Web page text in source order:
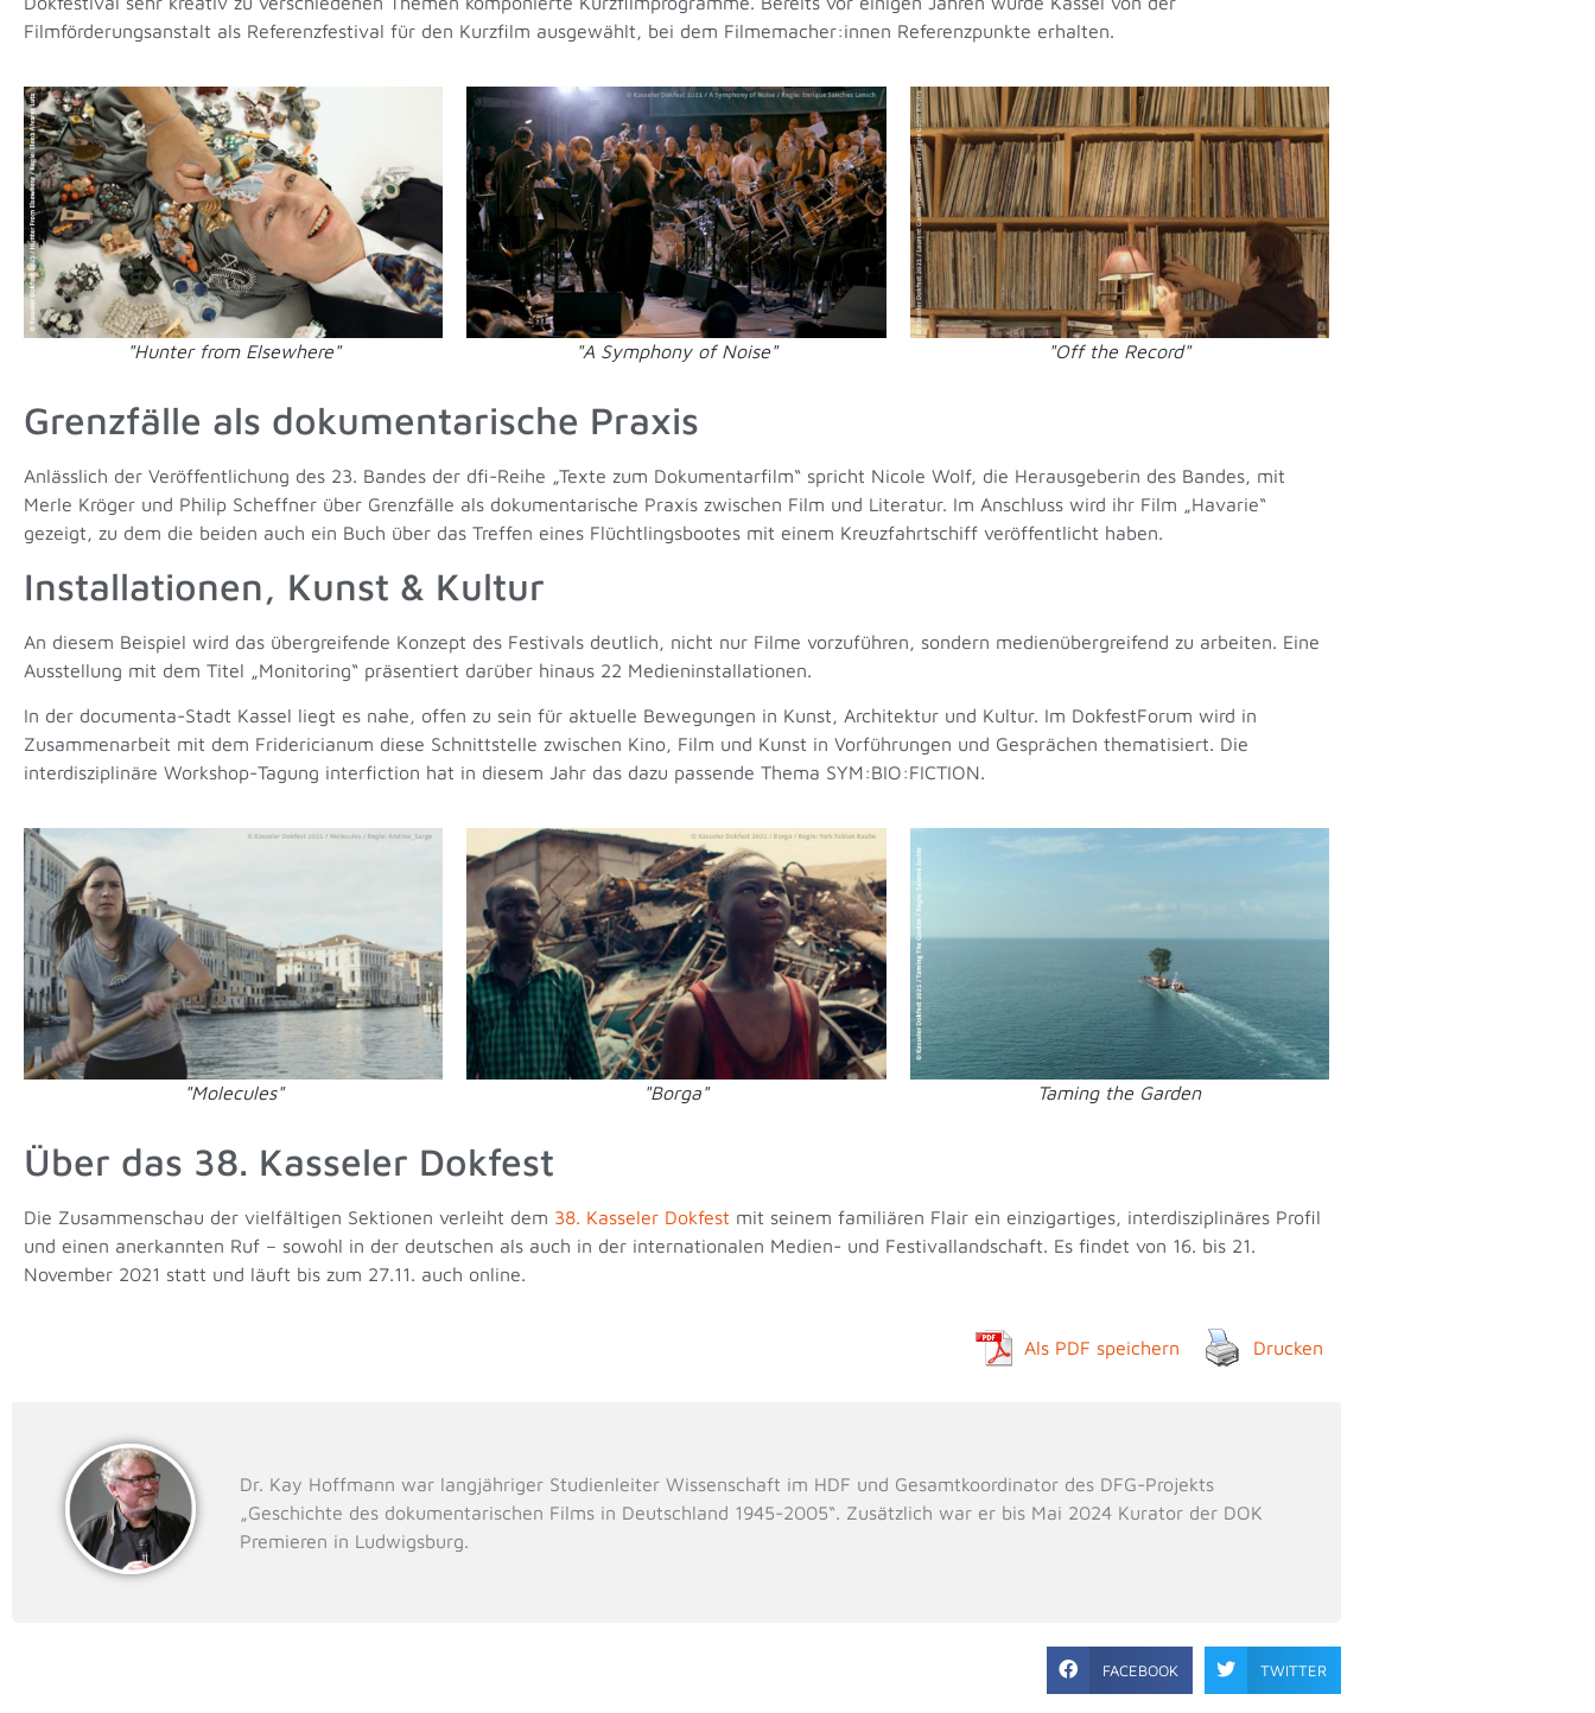
Filmförderungsanstalt als Referenzfestival für den Kurzfilm ausgewählt, bei dem Filmemacher:innen Referenzpunkte erhalten.
"Hunter from Elsewhere" "A Symphony of Noise" "Off the Record"
Grenzfälle als dokumentarische Praxis
Anlässlich der Veröffentlichung des 23. Bandes der dfi-Reihe „Texte zum Dokumentarfilm“ spricht Nicole Wolf, die Herausgeberin des Bandes, mit
Merle Kröger und Philip Scheffner über Grenzfälle als dokumentarische Praxis zwischen Film und Literatur. Im Anschluss wird ihr Film „Havarie“
gezeigt, zu dem die beiden auch ein Buch über das Treffen eines Flüchtlingsbootes mit einem Kreuzfahrtschiff veröffentlicht haben.
Installationen, Kunst & Kultur
An diesem Beispiel wird das übergreifende Konzept des Festivals deutlich, nicht nur Filme vorzuführen, sondern medienübergreifend zu arbeiten. Eine
Ausstellung mit dem Titel „Monitoring“ präsentiert darüber hinaus 22 Medieninstallationen.
In der documenta-Stadt Kassel liegt es nahe, offen zu sein für aktuelle Bewegungen in Kunst, Architektur und Kultur. Im DokfestForum wird in
Zusammenarbeit mit dem Fridericianum diese Schnittstelle zwischen Kino, Film und Kunst in Vorführungen und Gesprächen thematisiert. Die
interdisziplinäre Workshop-Tagung interfiction hat in diesem Jahr das dazu passende Thema SYM:BIO:FICTION.
"Molecules" "Borga" Taming the Garden
Über das 38. Kasseler Dokfest
Die Zusammenschau der vielfältigen Sektionen verleiht dem 38. Kasseler Dokfest mit seinem familiären Flair ein einzigartiges, interdisziplinäres Profil
und einen anerkannten Ruf – sowohl in der deutschen als auch in der internationalen Medien- und Festivallandschaft. Es findet von 16. bis 21.
November 2021 statt und läuft bis zum 27.11. auch online.
Als PDF speichern Drucken
Dr. Kay Hoffmann war langjähriger Studienleiter Wissenschaft im HDF und Gesamtkoordinator des DFG-Projekts
„Geschichte des dokumentarischen Films in Deutschland 1945-2005“. Zusätzlich war er bis Mai 2024 Kurator der DOK
Premieren in Ludwigsburg.
FACEBOOK TWITTER